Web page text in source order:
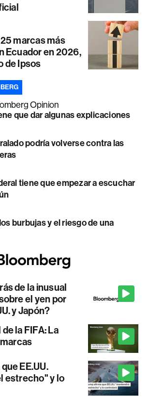
marcas más
Ecuador en 2026,
de Ipsos
Opinion
que dar algunas explicaciones
podría volverse contra las
tiene que empezar a escuchar
burbujas y el riesgo de una
de la inusual
el yen por
y Japón?
la FIFA: La
EE.UU.
estrecho" y lo